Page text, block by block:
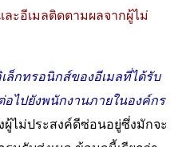
ะอีเมลติดตามผลจากผู้ไม่
ล็กทรอนิกส์ของอีเมลที่ได้รับ
ไปยังพนักงานภายในองค์กร
ไม่ประสงค์ดีซ่อนอยู่ซึ่งมักจะ